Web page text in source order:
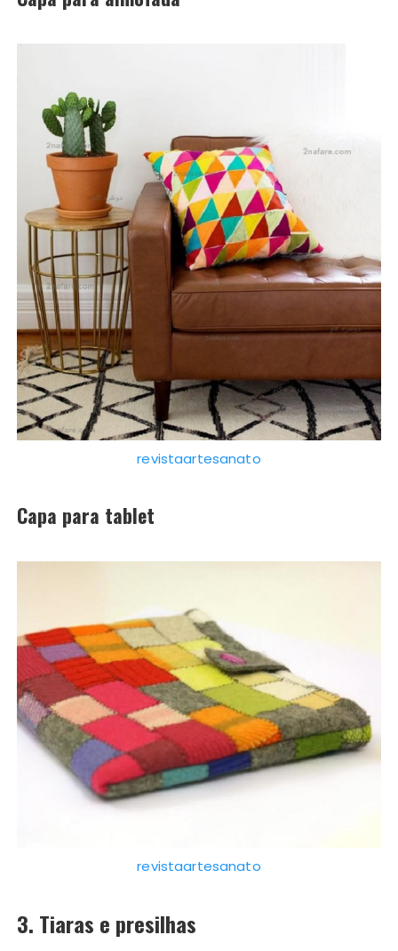
revistaartesanato
Capa para tablet
revistaartesanato
3. Tiaras e presilhas